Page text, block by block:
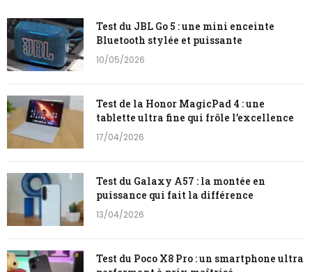
Test du JBL Go 5 : une mini enceinte
Bluetooth stylée et puissante
10/05/2026
Test de la Honor MagicPad 4 : une
tablette ultra fine qui frôle l’excellence
17/04/2026
Test du Galaxy A57 : la montée en
puissance qui fait la différence
13/04/2026
Test du Poco X8 Pro : un smartphone ultra